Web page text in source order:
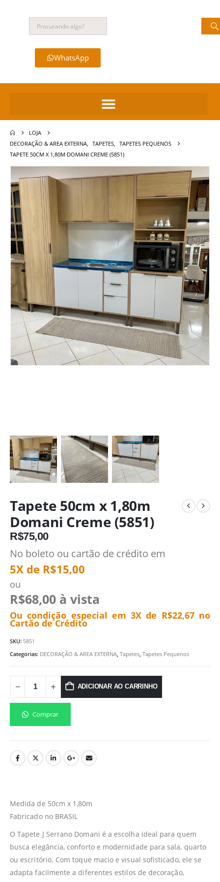
WhatsApp
LOJA
DECORAÇÃO & AREA EXTERNA
TAPETES
TAPETES PEQUENOS
TAPETE 50CM X 1,80M DOMANI CREME (5851)
Tapete 50cm x 1,80m
Domani Creme (5851)
R$75,00
No boleto ou cartão de crédito em
5X de R$15,00
ou
R$68,00 à vista
Ou condição especial em 3X de R$22,67no
Cartão de Crédito
SKU: 5851
Categorias: DECORAÇÃO & AREA EXTERNA Tapetes Tapetes Pequenos
ADICIONAR AO CARRINHO
Comprar
Medida de 50cm x 1,80m
Fabricado no BRASIL
O Tapete J Serrano Domani é a escolha ideal para quem
busca elegância, conforto e modernidade para sala, quarto
ou escritório. Com toque macio e visual sofisticado, ele se
adapta facilmente a diferentes estilos de decoração,